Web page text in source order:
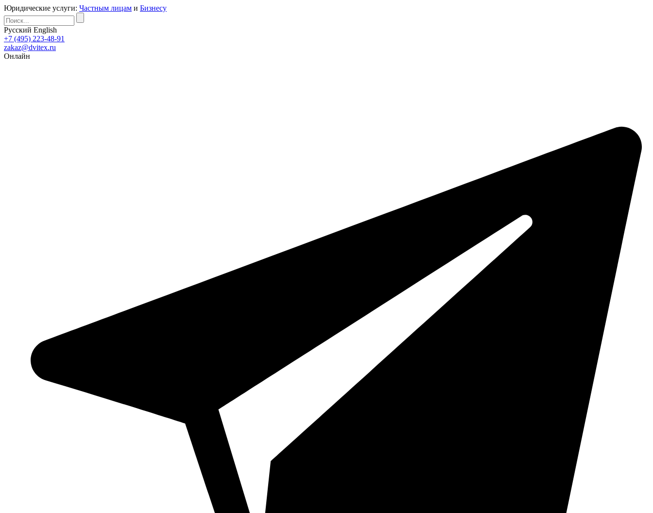
Юридические услуги: Частным лицам и Бизнесу
Русский English
+7 (495) 223-48-91
zakaz@dvitex.ru
Онлайн